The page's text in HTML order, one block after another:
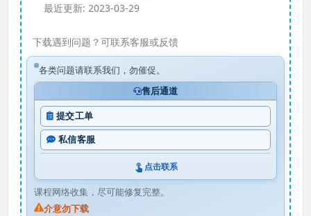
最近更新: 2023-03-29
下载遇到问题？可联系客服或反馈
各类问题请联系我们，勿催促。
售后通道
提交工单
私信客服
点击联系
课程网络收集，尽可能修复完整。
介意勿下载